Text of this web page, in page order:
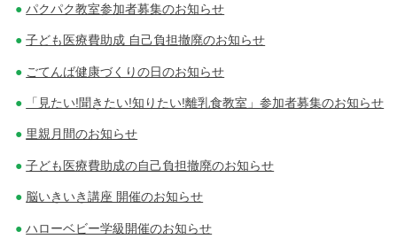
パクパク教室参加者募集のお知らせ
子ども医療費助成 自己負担撤廃のお知らせ
ごてんば健康づくりの日のお知らせ
「見たい!聞きたい!知りたい!離乳食教室」参加者募集のお知らせ
里親月間のお知らせ
子ども医療費助成の自己負担撤廃のお知らせ
脳いきいき講座 開催のお知らせ
ハローベビー学級開催のお知らせ